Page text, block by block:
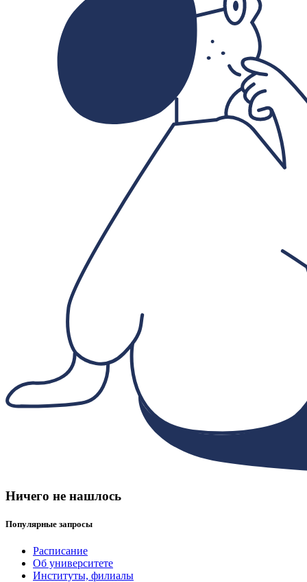
Ничего не нашлось
Популярные запросы
Расписание
Об университете
Институты, филиалы